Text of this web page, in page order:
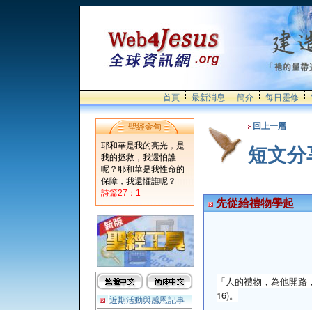
首頁 最新消息 簡介 每日靈修
聖經金句
耶和華是我的亮光，是
我的拯救，我還怕誰
呢？耶和華是我性命的
保障，我還懼誰呢？
詩篇27：1
近期活動與感恩記事
回上一層
短文分
先從給禮物學起
「人的禮物，為他開
16)。